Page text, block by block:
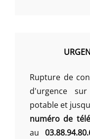
Rupture de
d'urgence
potable et
numéro de
au